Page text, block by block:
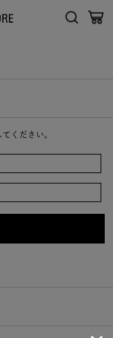
ください。